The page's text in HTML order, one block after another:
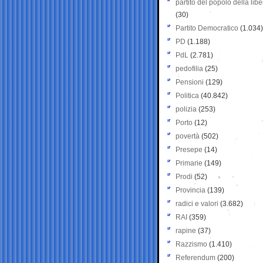
partito del popolo della
(30)
Partito Democratico (1.034)
PD (1.188)
PdL (2.781)
pedofilia (25)
Pensioni (129)
Politica (40.842)
polizia (253)
Porto (12)
povertà (502)
Presepe (14)
Primarie (149)
Prodi (52)
Provincia (139)
radici e valori (3.682)
RAI (359)
rapine (37)
Razzismo (1.410)
Referendum (200)